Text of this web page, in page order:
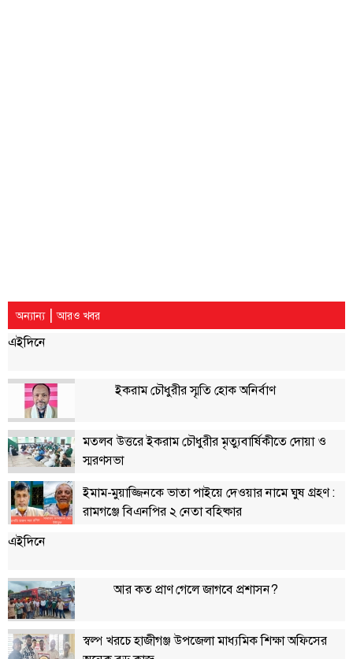
অন্যান্য | আরও খবর
এইদিনে
ইকরাম চৌধুরীর স্মৃতি হোক অনির্বাণ
মতলব উত্তরে ইকরাম চৌধুরীর মৃত্যুবার্ষিকীতে দোয়া ও
স্মরণসভা
ইমাম-মুয়াজ্জিনকে ভাতা পাইয়ে দেওয়ার নামে ঘুষ গ্রহণ :
রামগঞ্জে বিএনপির ২ নেতা বহিষ্কার
এইদিনে
আর কত প্রাণ গেলে জাগবে প্রশাসন?
স্বল্প খরচে হাজীগঞ্জ উপজেলা মাধ্যমিক শিক্ষা অফিসের